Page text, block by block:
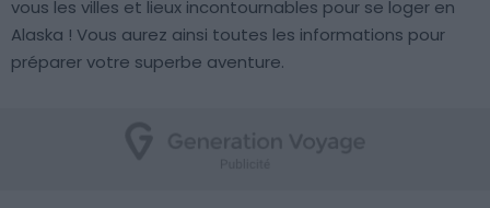
vous les villes et lieux incontournables pour se loger en
Alaska ! Vous aurez ainsi toutes les informations pour
préparer votre superbe aventure.